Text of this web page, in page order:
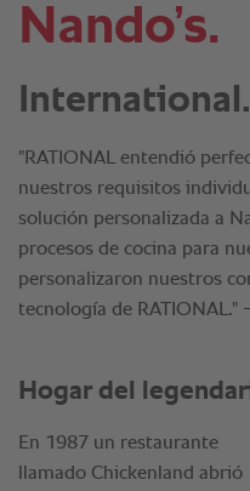
Nando’s.
International.
"RATIONAL entendió
nuestros requisitos
solución personalizada a
procesos de cocina para
personalizaron nuestros
tecnología de